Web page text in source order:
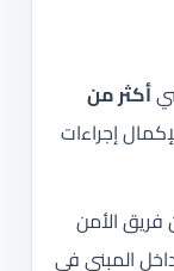
أكثر من
إجراءات
فريق الأمن
المبنى في